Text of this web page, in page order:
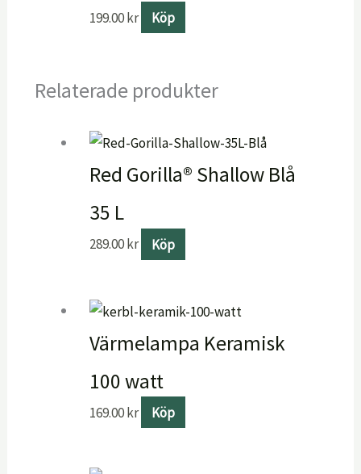
199.00kr Köp
Relaterade produkter
Red Gorilla® Shallow Blå
35 L
289.00kr Köp
Värmelampa Keramisk
100 watt
169.00kr Köp